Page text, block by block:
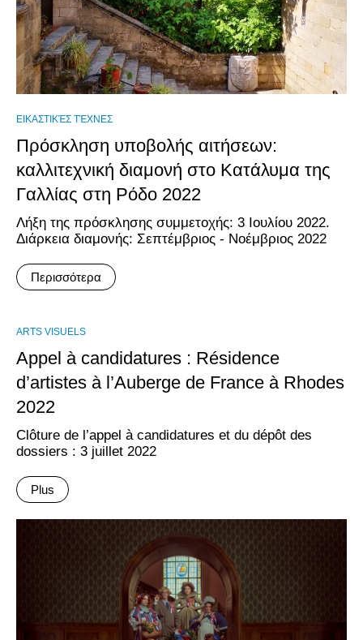
ΕΙΚΑΣΤΙΚΈΣ ΤΈΧΝΕΣ
Πρόσκληση υποβολής αιτήσεων:
καλλιτεχνική διαμονή στο Κατάλυμα της
Γαλλίας στη Ρόδο 2022
Λήξη της πρόσκλησης συμμετοχής: 3 Ιουλίου 2022.
Διάρκεια διαμονής: Σεπτέμβριος - Νοέμβριος 2022
Περισσότερα
ARTS VISUELS
Appel à candidatures : Résidence
d’artistes à l’Auberge de France à Rhodes
2022
Clôture de l’appel à candidatures et du dépôt des
dossiers : 3 juillet 2022
Plus